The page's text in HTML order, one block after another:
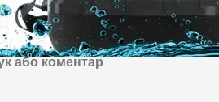
або коментар